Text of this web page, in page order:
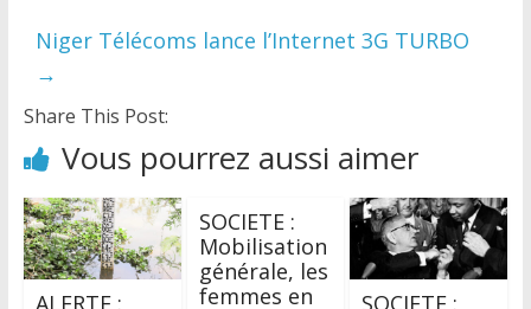
Niger Télécoms lance l’Internet 3G TURBO
→
Share This Post:
Vous pourrez aussi aimer
SOCIETE :
Mobilisation
générale, les
femmes en